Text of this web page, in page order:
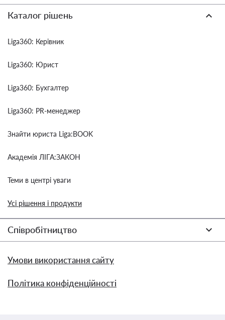
Каталог рішень
Liga360: Керівник
Liga360: Юрист
Liga360: Бухгалтер
Liga360: PR-менеджер
Знайти юриста Liga:BOOK
Академія ЛІГА:ЗАКОН
Теми в центрі уваги
Усі рішення і продукти
Співробітництво
Умови використання сайту
Політика конфіденційності